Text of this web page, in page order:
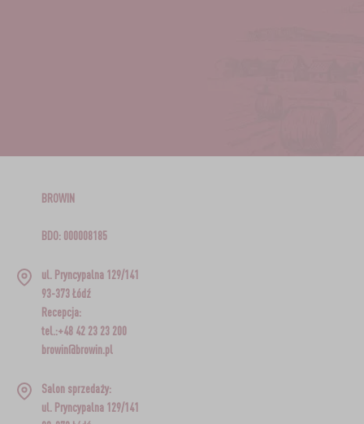
BROWIN
BDO: 000008185
ul. Pryncypalna 129/141
93-373 Łódź
Recepcja:
tel.:+48 42 23 23 200
browin@browin.pl
Salon sprzedaży:
ul. Pryncypalna 129/141